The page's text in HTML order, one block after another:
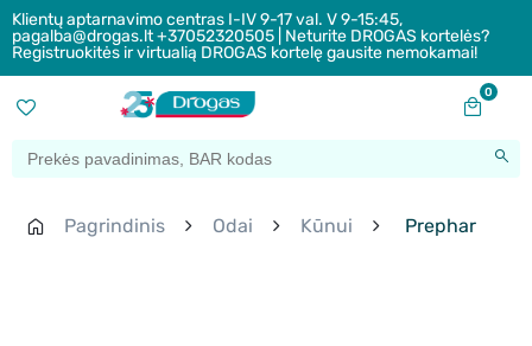
Klientų aptarnavimo centras I-IV 9-17 val. V 9-15:45,
pagalba@drogas.lt +37052320505 | Neturite DROGAS kortelės?
Registruokitės ir virtualią DROGAS kortelę gausite nemokamai!
0
Pagrindinis Odai Kūnui Prephar